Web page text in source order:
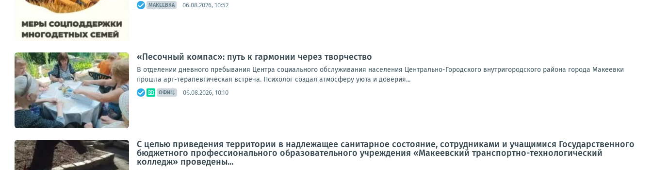
МАКЕЕВКА 06.08.2026, 10:52
«Песочный компас»: путь к гармонии через творчество
В отделении дневного пребывания Центра социального обслуживания населения Центрально-Городского внутригородского района города Макеевки
прошла арт-терапевтическая встреча. Психолог создал атмосферу уюта и доверия...
ОФИЦ. 06.08.2026, 10:10
С целью приведения территории в надлежащее санитарное состояние, сотрудниками и учащимися Государственного
бюджетного профессионального образовательного учреждения «Макеевский транспортно-технологический
колледж» проведены...